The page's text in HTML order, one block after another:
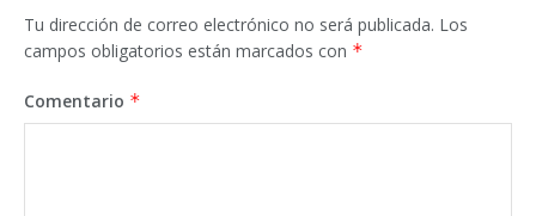
Tu dirección de correo electrónico no será publicada. Los
campos obligatorios están marcados con *
Comentario *